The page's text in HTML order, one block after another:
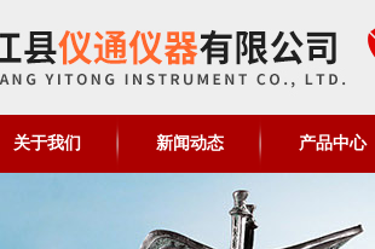
关于我们 新闻动态 产品中心